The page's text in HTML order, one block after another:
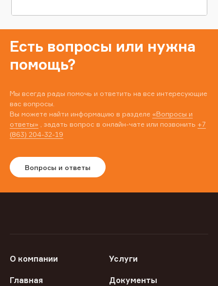
Есть вопросы или нужна
помощь?
Мы всегда рады помочь и ответить на все интересующие
вас вопросы.
Вы можете найти информацию в разделе «Вопросы и
ответы» , задать вопрос в онлайн-чате или позвонить +7
(863) 204-32-19
Вопросы и ответы
О компании Услуги
Главная Документы